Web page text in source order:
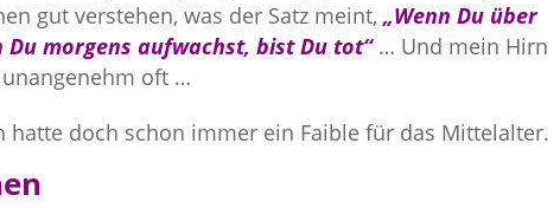
gut verstehen, was der Satz meint, „Wenn Du über
morgens aufwachst, bist Du tot“… Und mein Hirn
oft …
hatte doch schon immer ein Faible für das Mittelalter.